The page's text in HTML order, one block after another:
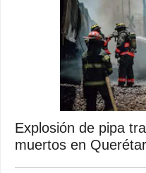
Explosión de pipa
muertos en